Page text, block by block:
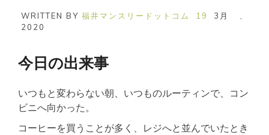
WRITTEN BY 福井マンスリードットコム 19 3月
2020
今日の出来事
いつもと変わらない朝、いつものルーティンで、コン
ビニへ向かった。
コーヒーを買うことが多く、レジへと並んでいたとき